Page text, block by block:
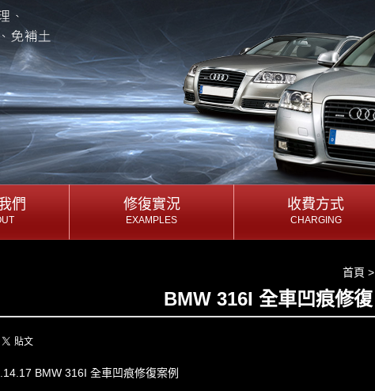
們
們
修復實況
EXAMPLES
修復實況
EXAMPLES
收費方式
CHARGING
收費方式
CHARGING
首頁 >
BMW 316I 全車凹痕修復
BMW 316I 全車凹痕修復案例